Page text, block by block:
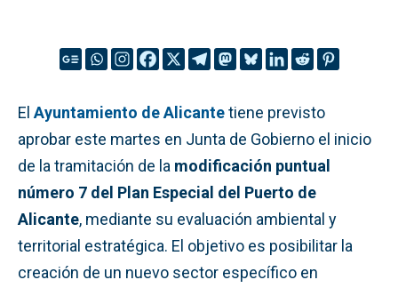
El Ayuntamiento de Alicantetiene previsto
aprobar este martes en Junta de Gobierno el inicio
de la tramitación de la modificación puntual
número 7 del Plan Especial del Puerto de
Alicante, mediante su evaluación ambiental y
territorial estratégica. El objetivo es posibilitar la
creación de un nuevo sector específico en